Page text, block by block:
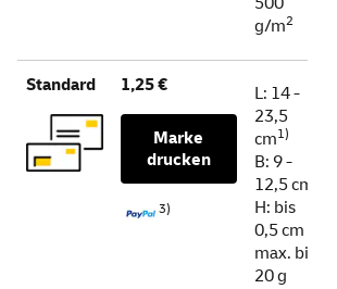
g/m2
Standard 1,25 €
Marke
drucken
3)
L: 14 -
23,5
cm1)
B: 9 -
12,5 cm
H: bis
0,5 cm
max. bis
20 g